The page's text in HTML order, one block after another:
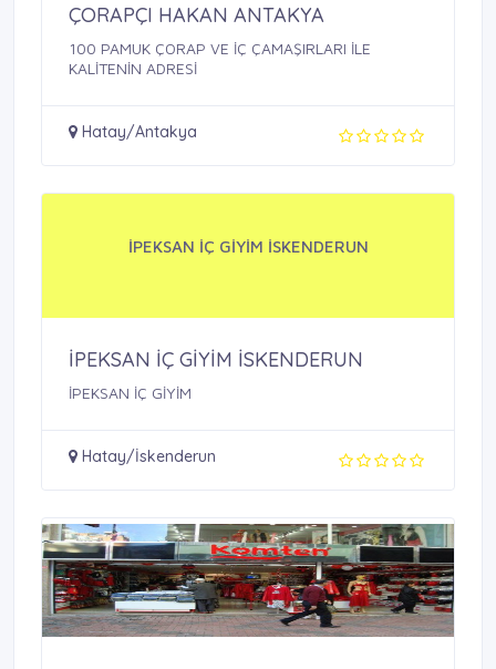
ÇORAPÇI HAKAN ANTAKYA
100 PAMUK ÇORAP VE İÇ ÇAMAŞIRLARI İLE
KALİTENİN ADRESİ
Hatay/Antakya
İPEKSAN İÇ GİYİM İSKENDERUN
İPEKSAN İÇ GİYİM İSKENDERUN
İPEKSAN İÇ GİYİM
Hatay/İskenderun